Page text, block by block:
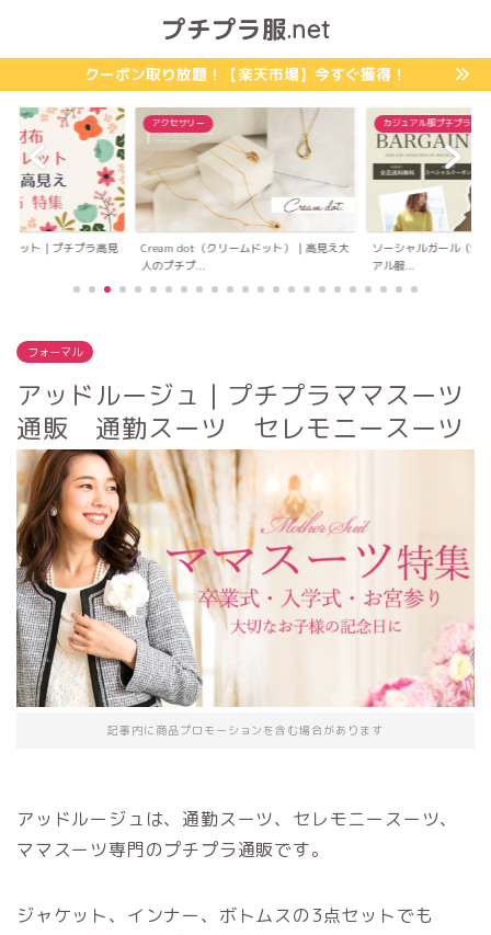
プチプラ服.net
クーポン取り放題！【楽天市場】今すぐ獲得！
レット｜プチプラ高見
アクセサリー
Cream dot（クリームドット）｜高見え大
人のプチプ...
カジュアル服プチプラ
ソーシャルガール（
アル服...
フォーマル
アッドルージュ｜プチプラママスーツ
通販 通勤スーツ セレモニースーツ
記事内に商品プロモーションを含む場合があります
アッドルージュは、通勤スーツ、セレモニースーツ、
ママスーツ専門のプチプラ通販です。
ジャケット、インナー、ボトムスの3点セットでも